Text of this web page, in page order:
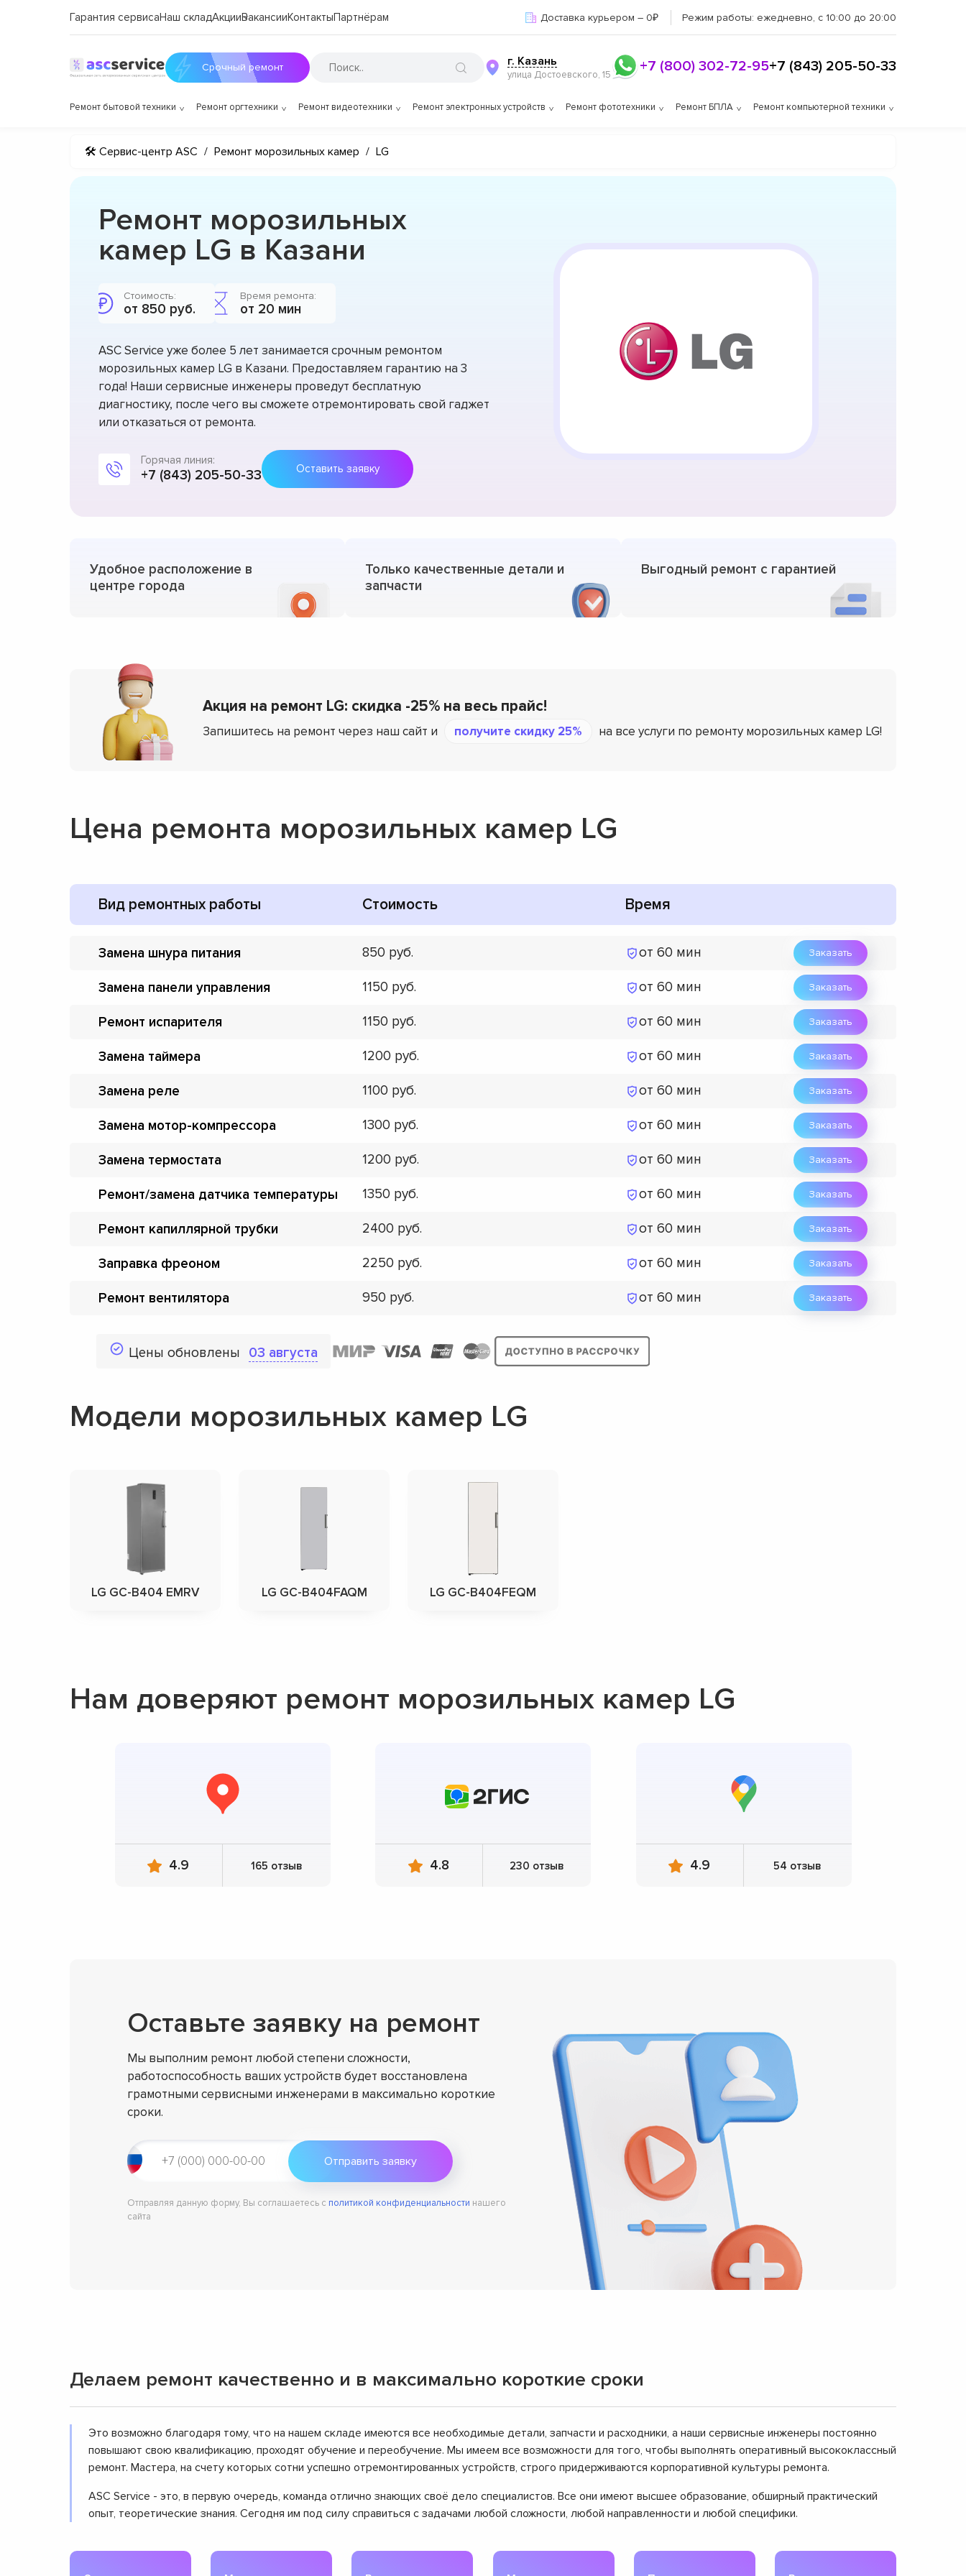
Гарантия сервисаНаш складАкцииВакансииКонтактыПартнёрам Доставка курьером – 0₽ Режим работы: ежедневно, с 10:00 до 20:00
Срочный ремонт г. Казань
улица Достоевского, 15 +7 (800) 302-72-95+7 (843) 205-50-33
Ремонт бытовой техники Ремонт оргтехники Ремонт видеотехники Ремонт электронных устройств Ремонт фототехники Ремонт БПЛА Ремонт компьютерной техники
🛠 Сервис-центр ASC / Ремонт морозильных камер / LG
Ремонт морозильных
камер LG в Казани
Стоимость:
от 850 руб.
Время ремонта:
от 20 мин
ASC Service уже более 5 лет занимается срочным ремонтом
морозильных камер LG в Казани. Предоставляем гарантию на 3
года! Наши сервисные инженеры проведут бесплатную
диагностику, после чего вы сможете отремонтировать свой гаджет
или отказаться от ремонта.
Горячая линия:
+7 (843) 205-50-33 Оставить заявку
Удобное расположение в
центре города
Только качественные детали и
запчасти
Выгодный ремонт с гарантией
Акция на ремонт LG: скидка -25% на весь прайс!
Запишитесь на ремонт через наш сайт и получите скидку 25% на все услуги по ремонту морозильных камер LG!
Цена ремонта морозильных камер LG
Вид ремонтных работы Стоимость Время
Замена шнура питания 850 от 60 мин Заказать
Замена панели управления 1150 от 60 мин Заказать
Ремонт испарителя 1150 от 60 мин Заказать
Замена таймера 1200 от 60 мин Заказать
Замена реле 1100 от 60 мин Заказать
Замена мотор-компрессора 1300 от 60 мин Заказать
Замена термостата 1200 от 60 мин Заказать
Ремонт/замена датчика температуры 1350 от 60 мин Заказать
Ремонт капиллярной трубки 2400 от 60 мин Заказать
Заправка фреоном 2250 от 60 мин Заказать
Ремонт вентилятора 950 от 60 мин Заказать
Цены обновлены 03 августа
Модели морозильных камер LG
LG GC-B404 EMRV LG GC-B404FAQM LG GC-B404FEQM
Нам доверяют ремонт морозильных камер LG
4.9 165 отзыв 4.8 230 отзыв 4.9 54 отзыв
Оставьте заявку на ремонт
Мы выполним ремонт любой степени сложности,
работоспособность ваших устройств будет восстановлена
грамотными сервисными инженерами в максимально короткие
сроки.
Отправляя данную форму, Вы соглашаетесь с политикой конфиденциальности нашего
сайта
Делаем ремонт качественно и в максимально короткие сроки
Это возможно благодаря тому, что на нашем складе имеются все необходимые детали, запчасти и расходники, а наши сервисные инженеры постоянно
повышают свою квалификацию, проходят обучение и переобучение. Мы имеем все возможности для того, чтобы выполнять оперативный высококлассный
ремонт. Мастера, на счету которых сотни успешно отремонтированных устройств, строго придерживаются корпоративной культуры ремонта.
ASC Service - это, в первую очередь, команда отлично знающих своё дело специалистов. Все они имеют высшее образование, обширный практический
опыт, теоретические знания. Сегодня им под силу справиться с задачами любой сложности, любой направленности и любой специфики.